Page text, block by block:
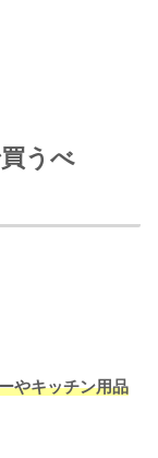
うべ
やキッチン用品